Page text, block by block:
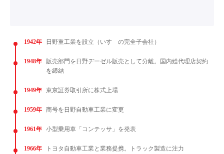
1942年 日野重工業を設立（いすゞの完全子会社）
1948年 販売部門を日野ヂーゼル販売として分離。国内総代理店契約
を締結
1949年 東京証券取引所に株式上場
1959年 商号を日野自動車工業に変更
1961年 小型乗用車「コンテッサ」を発表
1966年 トヨタ自動車工業と業務提携。トラック製造に注力